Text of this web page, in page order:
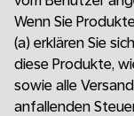
Wenn Sie
(a) erklären Sie
diese Produkte,
sowie alle
anfallenden